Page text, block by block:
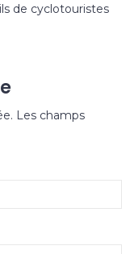
de cyclotouristes
Les champs